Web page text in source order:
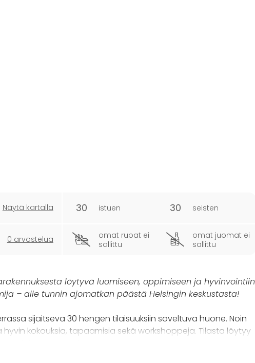
Näytä kartalla
0 arvostelua
30 istuen 30 seisten
omat ruoat ei
sallittu
omat juomat ei
sallittu
löytyvä luomiseen, oppimiseen ja hyvinvointiin
– alle tunnin ajomatkan päästä Helsingin keskustasta!
sijaitseva 30 hengen tilaisuuksiin soveltuva huone. Noin
kokouksia, tapaamisia sekä workshoppeja. Tilasta löytyy
varata käyttöön tuntiperusteisesti.